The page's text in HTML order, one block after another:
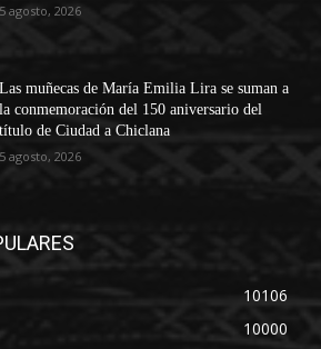
5 agosto, 2026
Las muñecas de María Emilia Lira se suman a
la conmemoración del 150 aniversario del
título de Ciudad a Chiclana
5 agosto, 2026
10106
10000